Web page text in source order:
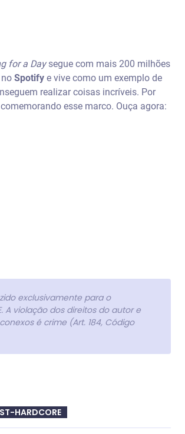
for a Daysegue com mais 200 milhões
Spotify e vive como um exemplo de
realizar coisas incríveis. Por
esse marco. Ouça agora:
exclusivamente para o
A violação dos direitos do autor e
é crime (Art. 184, Código
HARDCORE